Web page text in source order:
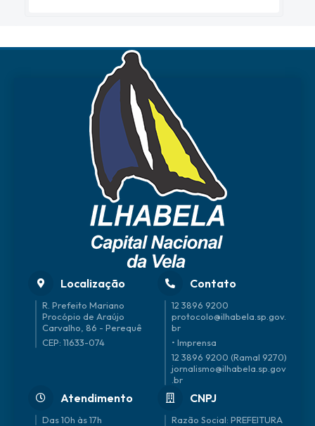
Localização
R. Prefeito Mariano
Procópio de Araújo
Carvalho, 86 - Perequê
CEP: 11633-074
Contato
12 3896 9200
protocolo@ilhabela.sp.gov.
br
• Imprensa
12 3896 9200 (Ramal 9270)
jornalismo@ilhabela.sp.gov
.br
Atendimento
Das 10h às 17h
CNPJ